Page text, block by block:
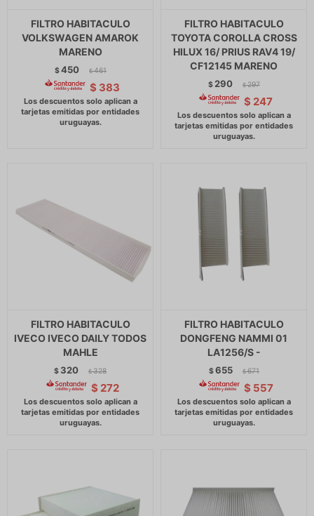
FILTRO HABITACULO
VOLKSWAGEN AMAROK
MARENO
$450 $ 461
$ 383
FILTRO HABITACULO
TOYOTA COROLLA CROSS
HILUX 16/ PRIUS RAV4 19/
CF12145 MARENO
$ 290 $ 297
$ 247
FILTRO HABITACULO
IVECO IVECO DAILY TODOS
MAHLE
$ 320 $ 328
$ 272
FILTRO HABITACULO
DONGFENG NAMMI 01
LA1256/S -
$655 $ 671
$ 557